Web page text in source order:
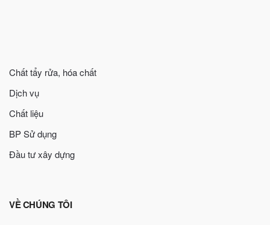
Chất tẩy rửa, hóa chất
Dịch vụ
Chất liệu
BP Sử dụng
Đầu tư xây dựng
VỀ CHÚNG TÔI